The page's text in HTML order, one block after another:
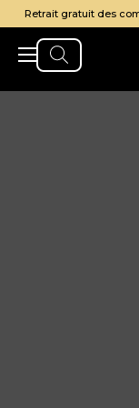
Retrait gratuit des